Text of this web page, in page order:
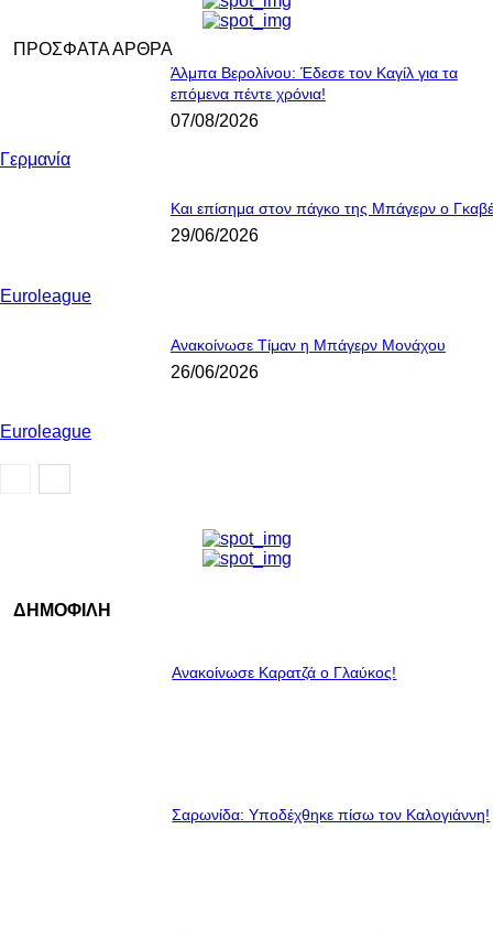
ΠΡΟΣΦΑΤΑ ΑΡΘΡΑ
Γερμανία
Άλμπα Βερολίνου: Έδεσε τον Καγίλ για τα
επόμενα πέντε χρόνια!
07/08/2026
Euroleague
Και επίσημα στον πάγκο της Μπάγερν ο
29/06/2026
Euroleague
Ανακοίνωσε Τίμαν η Μπάγερν Μονάχου
26/06/2026
ΔΗΜΟΦΙΛΗ
Ανακοίνωσε Καρατζά ο Γλαύκος!
Σαρωνίδα: Υποδέχθηκε πίσω τον Καλογιάννη!